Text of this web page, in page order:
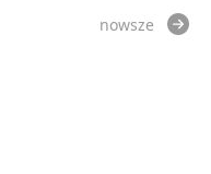
nowsze